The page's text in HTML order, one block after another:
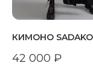
КИМОНО SADAKO
42 000 ₽